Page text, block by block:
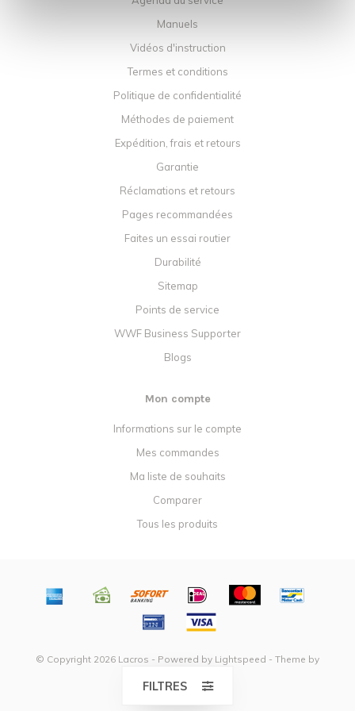
Manuels
Vidéos d'instruction
Termes et conditions
Politique de confidentialité
Méthodes de paiement
Expédition, frais et retours
Garantie
Réclamations et retours
Pages recommandées
Faites un essai routier
Durabilité
Sitemap
Points de service
WWF Business Supporter
Blogs
Mon compte
Informations sur le compte
Mes commandes
Ma liste de souhaits
Comparer
Tous les produits
© Copyright 2026 Lacros - Powered by Lightspeed - Theme by
Dyvelopment
FILTRES